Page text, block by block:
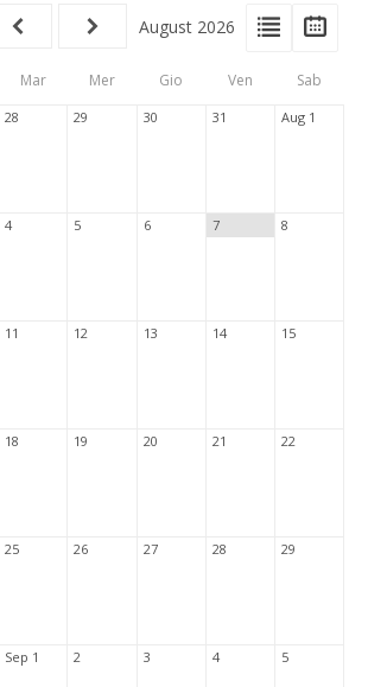
View
List
August 2026
Mar Mer Gio Ven Sab
28 29 30 31 Aug 1
4 5 6 7 8
11 12 13 14 15
18 19 20 21 22
25 26 27 28 29
Sep 1 2 3 4 5